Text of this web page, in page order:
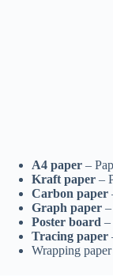
A4 paper –
Kraft paper –
Carbon paper
Graph paper
Poster board –
Tracing paper
Wrapping